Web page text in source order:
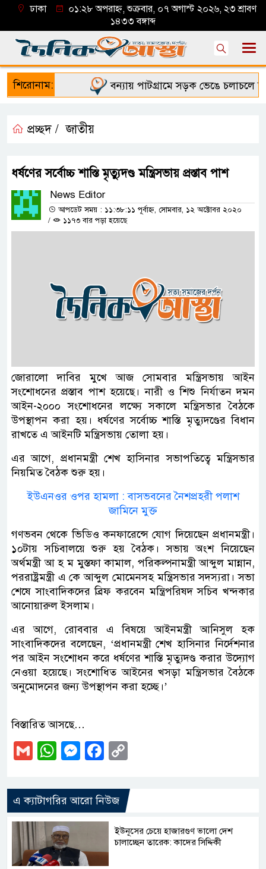
ঢাকা
০১:২৮ অপরাহ্ন, শুক্রবার, ০৭ অগাস্ট ২০২৬, ২৩ শ্রাবণ
১৪৩৩ বঙ্গাব্দ
শিরোনাম: বন্যায় পাটগ্রামে সড়ক ভেঙে চলাচলে
প্রচ্ছদ / জাতীয়
ধর্ষণের সর্বোচ্চ শাস্তি মৃত্যুদণ্ড মন্ত্রিসভায় প্রস্তাব পাশ
News Editor
আপডেট সময় : ১১:৩৮:১১ পূর্বাহ্ন, সোমবার, ১২ অক্টোবর ২০২০
/
১১৭৩ বার পড়া হয়েছে
জোরালো দাবির মুখে আজ সোমবার মন্ত্রিসভায় আইন
সংশোধনের প্রস্তাব পাশ হয়েছে। নারী ও শিশু নির্যাতন দমন
আইন-২০০০ সংশোধনের লক্ষ‌্যে সকালে মন্ত্রিসভার বৈঠকে
উপস্থাপন করা হয়। ধর্ষণের সর্বোচ্চ শাস্তি মৃত্যুদণ্ডের বিধান
রাখতে এ আইনটি মন্ত্রিসভায় তোলা হয়।
এর আগে, প্রধানমন্ত্রী শেখ হাসিনার সভাপতিত্বে মন্ত্রিসভার
নিয়মিত বৈঠক শুরু হয়।
ইউএনওর ওপর হামলা : বাসভবনের নৈশপ্রহরী পলাশ
জামিনে মুক্ত
গণভবন থেকে ভিডিও কনফারেন্সে যোগ দিয়েছেন প্রধানমন্ত্রী।
১০টায় সচিবালয়ে শুরু হয় বৈঠক। সভায় অংশ নিয়েছেন
অর্থমন্ত্রী আ হ ম মুস্তফা কামাল, পরিকল্পনামন্ত্রী আব্দুল মান্নান,
পররাষ্ট্রমন্ত্রী এ কে আব্দুল মোমেনসহ মন্ত্রিসভার সদস্যরা। সভা
শেষে সাংবাদিকদের ব্রিফ করবেন মন্ত্রিপরিষদ সচিব খন্দকার
আনোয়ারুল ইসলাম।
এর আগে, রোববার এ বিষয়ে আইনমন্ত্রী আনিসুল হক
সাংবাদিকদের বলেছেন, ‘প্রধানমন্ত্রী শেখ হাসিনার নির্দেশনার
পর আইন সংশোধন করে ধর্ষণের শাস্তি মৃত্যুদণ্ড করার উদ্যোগ
নেওয়া হয়েছে। সংশোধিত আইনের খসড়া মন্ত্রিসভার বৈঠকে
অনুমোদনের জন্য উপস্থাপন করা হচ্ছে।’
বিস্তারিত আসছে…
GmailWhatsApp
Messenger
Facebook
এ ক্যাটাগরির আরো নিউজ
ইউনূসের চেয়ে হাজারগুণ ভালো দেশ
চালাচ্ছেন তারেক: কাদের সিদ্দিকী